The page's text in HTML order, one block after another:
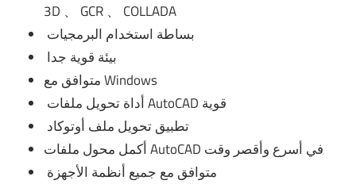
3D 、 GCR 、 COLLADA
بساطة استخدام البرمجيات
بيئة قوية جدا
متوافق مع Windows
أداة تحويل ملفات AutoCAD قوية
تطبيق تحويل ملف أوتوكاد
أكمل محول ملفات AutoCAD في أسرع وأقصر وقت
متوافق مع جميع أنظمة الأجهزة